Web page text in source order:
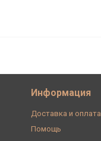
Информация
Доставка и оплата
Помощь